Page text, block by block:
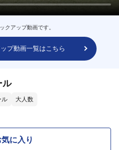
クアップ動画です。
プ動画一覧はこちら
ル
ル 大人数
気に入り